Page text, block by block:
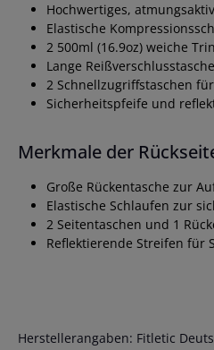
Hochwertiges,
Elastische
2 500ml (16.9oz) weiche
Lange
2 Schnellzugriffstaschen
Sicherheitspfeife und
Merkmale der
Große Rückentasche zur
Elastische Schlaufen zur
2 Seitentaschen und 1
Reflektierende Streifen für
Herstellerangaben: Fitletic